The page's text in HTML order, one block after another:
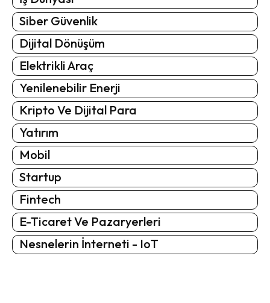
Siber Güvenlik
Dijital Dönüşüm
Elektrikli Araç
Yenilenebilir Enerji
Kripto Ve Dijital Para
Yatırım
Mobil
Startup
Fintech
E-Ticaret Ve Pazaryerleri
Nesnelerin İnterneti - IoT